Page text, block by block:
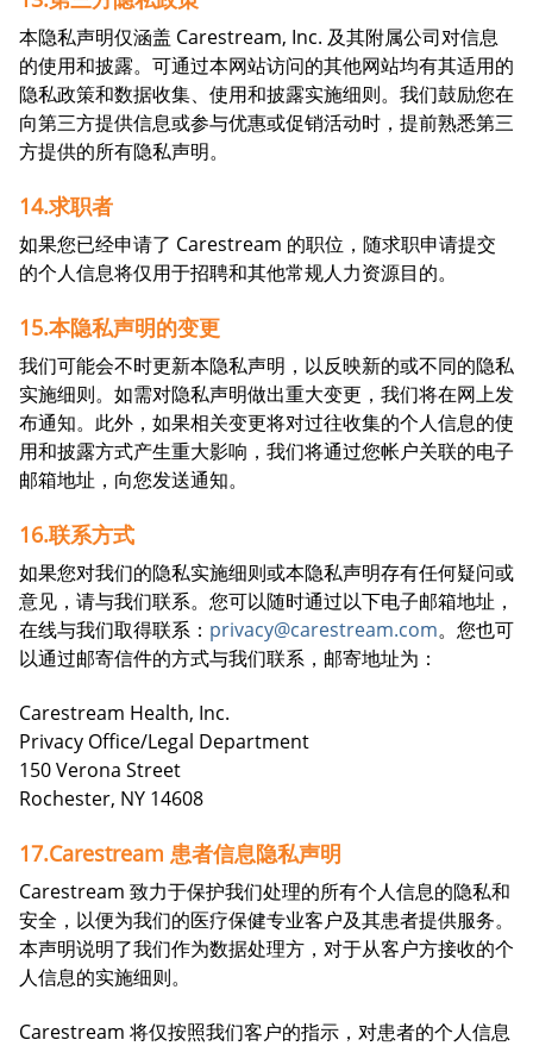
本隐私声明仅涵盖 Carestream, Inc. 及其附属公司对信息
的使用和披露。可通过本网站访问的其他网站均有其适用的
隐私政策和数据收集、使用和披露实施细则。我们鼓励您在
向第三方提供信息或参与优惠或促销活动时，提前熟悉第三
方提供的所有隐私声明。
14.求职者
如果您已经申请了 Carestream 的职位，随求职申请提交
的个人信息将仅用于招聘和其他常规人力资源目的。
15.本隐私声明的变更
我们可能会不时更新本隐私声明，以反映新的或不同的隐私
实施细则。如需对隐私声明做出重大变更，我们将在网上发
布通知。此外，如果相关变更将对过往收集的个人信息的使
用和披露方式产生重大影响，我们将通过您帐户关联的电子
邮箱地址，向您发送通知。
16.联系方式
如果您对我们的隐私实施细则或本隐私声明存有任何疑问或
意见，请与我们联系。您可以随时通过以下电子邮箱地址，
在线与我们取得联系： privacy@carestream.com。您也可
以通过邮寄信件的方式与我们联系，邮寄地址为：
Carestream Health, Inc.
Privacy Office/Legal Department
150 Verona Street
Rochester, NY 14608
17.Carestream 患者信息隐私声明
Carestream 致力于保护我们处理的所有个人信息的隐私和
安全，以便为我们的医疗保健专业客户及其患者提供服务。
本声明说明了我们作为数据处理方，对于从客户方接收的个
人信息的实施细则。
Carestream 将仅按照我们客户的指示，对患者的个人信息